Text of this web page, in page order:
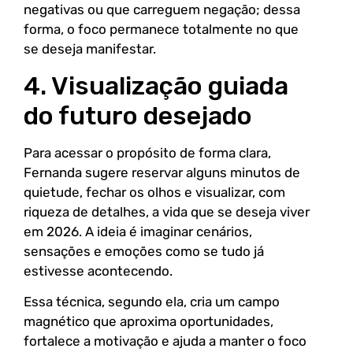
negativas ou que carreguem negação; dessa
forma, o foco permanece totalmente no que
se deseja manifestar.
4. Visualização guiada
do futuro desejado
Para acessar o propósito de forma clara,
Fernanda sugere reservar alguns minutos de
quietude, fechar os olhos e visualizar, com
riqueza de detalhes, a vida que se deseja viver
em 2026. A ideia é imaginar cenários,
sensações e emoções como se tudo já
estivesse acontecendo.
Essa técnica, segundo ela, cria um campo
magnético que aproxima oportunidades,
fortalece a motivação e ajuda a manter o foco